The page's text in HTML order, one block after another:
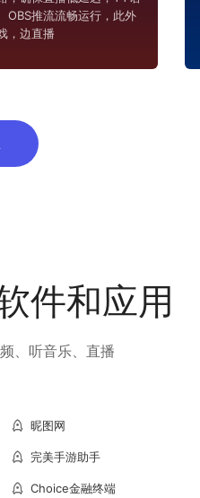
OBS推流流畅运行，此外
，边直播
件和应用
、听音乐、直播
昵图网
完美手游助手
Choice金融终端